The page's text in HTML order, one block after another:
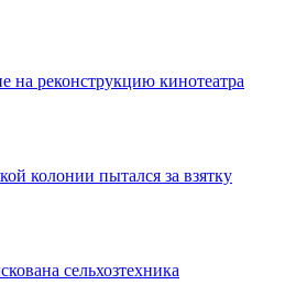
на реконструкцию кинотеатра
колонии пытался за взятку
сельхозтехника